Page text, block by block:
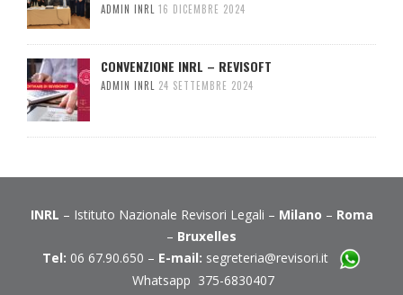
ADMIN INRL 16 DICEMBRE 2024
CONVENZIONE INRL – REVISOFT
ADMIN INRL 24 SETTEMBRE 2024
INRL – Istituto Nazionale Revisori Legali – Milano – Roma
– Bruxelles
Tel: 06 67.90.650 – E-mail: segreteria@revisori.it
Whatsapp 375-6830407